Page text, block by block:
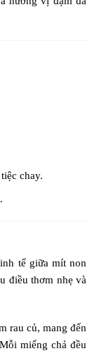
chay.
tế giữa mít non
điều thơm nhẹ và
rau củ, mang đến
miếng chả đều